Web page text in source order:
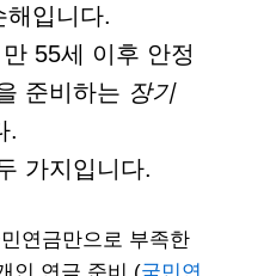
해입니다.
만 55세 이후 안정
준비하는 장기
.
가지입니다.
연금만으로 부족한
인 연금 준비 (국민연